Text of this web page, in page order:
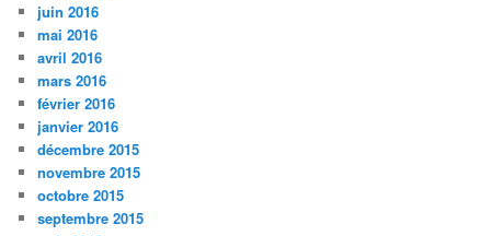
juin 2016
mai 2016
avril 2016
mars 2016
février 2016
janvier 2016
décembre 2015
novembre 2015
octobre 2015
septembre 2015